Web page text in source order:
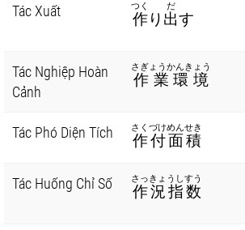
Tác Xuất 作
つく
り 出
だ
す
Tác Nghiệp Hoàn
Cảnh
作業環境
さぎょうかんきょう
Tác Phó Diện Tích 作付面積
さくづけめんせき
Tác Huống Chỉ Số 作況指数
さっきょうしすう